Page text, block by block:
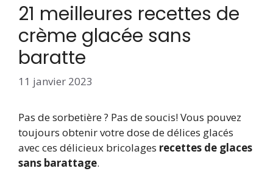
21 meilleures recettes de
crème glacée sans
baratte
11 janvier 2023
Pas de sorbetière ? Pas de soucis! Vous pouvez
toujours obtenir votre dose de délices glacés
avec ces délicieux bricolages recettes de glaces
sans barattage.